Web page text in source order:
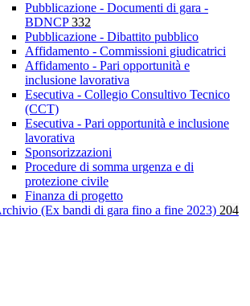
Pubblicazione - Documenti di gara -
BDNCP332
Pubblicazione - Dibattito pubblico
Affidamento - Commissioni giudicatrici
Affidamento - Pari opportunità e
inclusione lavorativa
Esecutiva - Collegio Consultivo Tecnico
(CCT)
Esecutiva - Pari opportunità e inclusione
lavorativa
Sponsorizzazioni
Procedure di somma urgenza e di
protezione civile
Finanza di progetto
(Ex bandi di gara fino a fine 2023) 204